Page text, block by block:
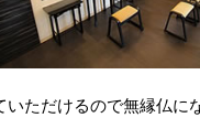
いただけるので無縁仏に